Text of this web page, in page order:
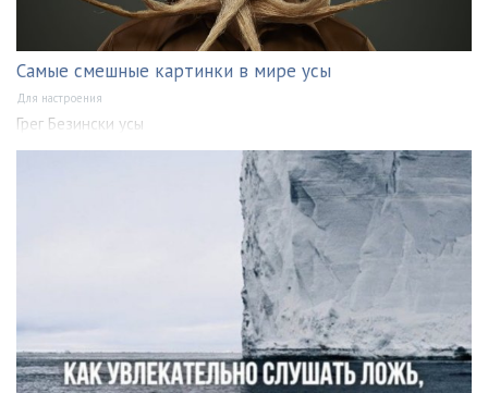
Самые смешные картинки в мире усы
Для настроения
Грег Безински усы